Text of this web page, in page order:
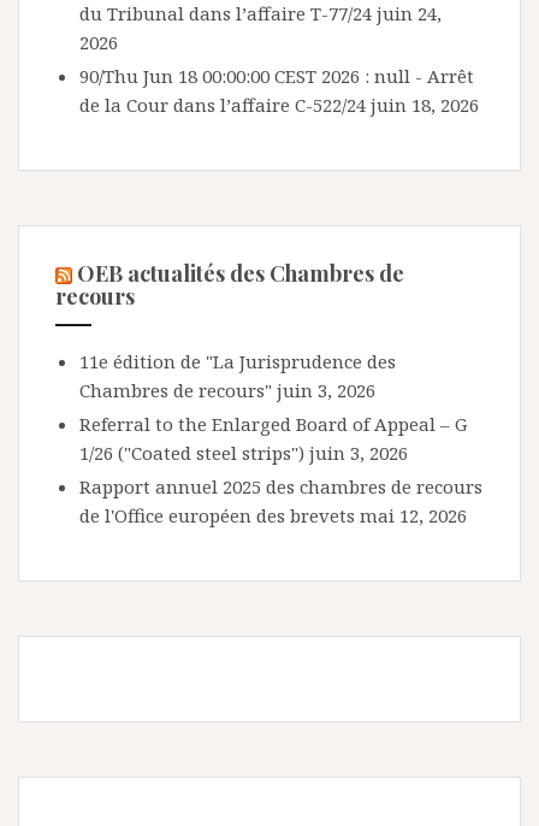
du Tribunal dans l’affaire T-77/24 juin 24,
2026
90/Thu Jun 18 00:00:00 CEST 2026 : null - Arrêt
de la Cour dans l’affaire C-522/24 juin 18, 2026
OEB actualités des Chambres de
recours
11e édition de "La Jurisprudence des
Chambres de recours" juin 3, 2026
Referral to the Enlarged Board of Appeal – G
1/26 ("Coated steel strips") juin 3, 2026
Rapport annuel 2025 des chambres de recours
de l'Office européen des brevets mai 12, 2026